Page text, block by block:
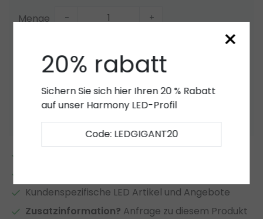
Menge - +
Zur Wunschliste hinzufügen
Kundenspezifische LED Artikel und Angebote
Zusatzinformation? Anfrage zu diesem Produkt
×
20% rabatt
Sichern Sie sich hier Ihren 20 % Rabatt
auf unser Harmony LED-Profil
Code: LEDGIGANT20